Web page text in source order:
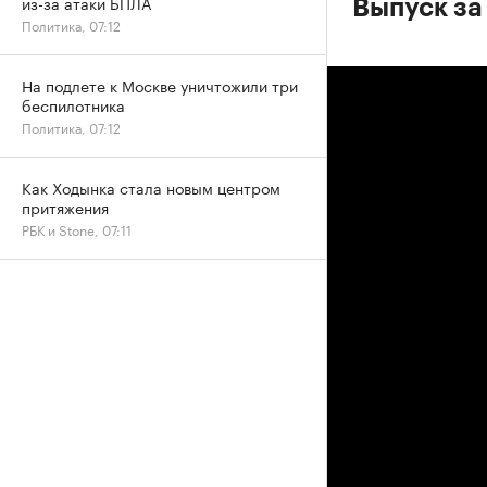
Выпуск
Политика, 07:12
На подлете к Москве уничтожили три
беспилотника
Политика, 07:12
Как Ходынка стала новым центром
притяжения
РБК и Stone, 07:11